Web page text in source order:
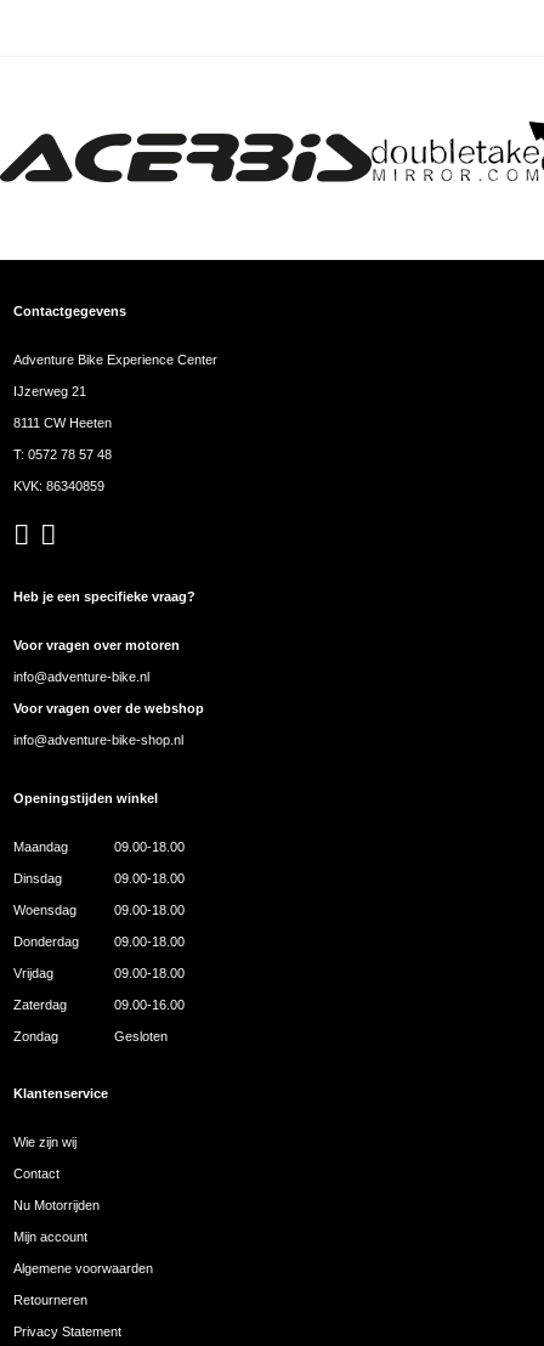
Contactgegevens
Adventure Bike Experience Center
IJzerweg 21
8111 CW Heeten
T:0572 78 57 48
KVK: 86340859
Heb je een specifieke vraag?
Voor vragen over motoren
info@adventure-bike.nl
Voor vragen over de webshop
info@adventure-bike-shop.nl
Openingstijden winkel
Maandag 09.00-18.00
Dinsdag 09.00-18.00
Woensdag 09.00-18.00
Donderdag 09.00-18.00
Vrijdag 09.00-18.00
Zaterdag 09.00-16.00
Zondag Gesloten
Klantenservice
Wie zijn wij
Contact
Nu Motorrijden
Mijn account
Algemene voorwaarden
Retourneren
Privacy Statement